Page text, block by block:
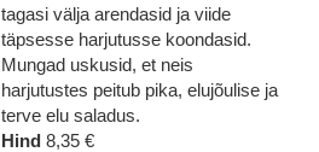
tagasi välja arendasid ja viide
täpsesse harjutusse koondasid.
Mungad uskusid, et neis
harjutustes peitub pika, elujõulise ja
terve elu saladus.
Hind 8,35 €